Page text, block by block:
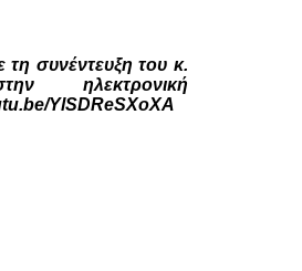
τη συνέντευξη του κ.
ηλεκτρονική
YlSDReSXoXA